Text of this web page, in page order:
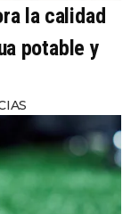
la calidad
potable y